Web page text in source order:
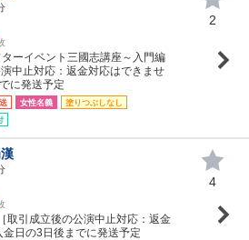
ーイベント三國志講座～入門編
中止対応：返金対応はできませ
に発送予定
女性名義
塗りつぶしなし
2
引成立後の公演中止対応：返金
日の3日後までに発送予定
4